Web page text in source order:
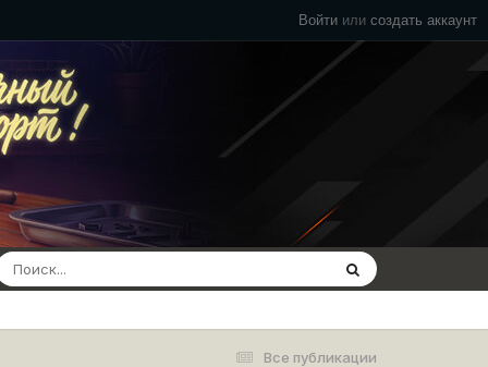
Войти или создать аккаунт
Все публикации